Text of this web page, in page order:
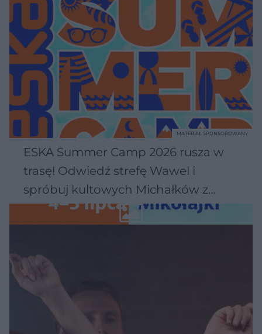
ESKA Summer Camp 2026 rusza w
trasę! Odwiedź strefę Wawel i
spróbuj kultowych Michałków z
Wawelu
MATERIAŁ SPONSOROWANY